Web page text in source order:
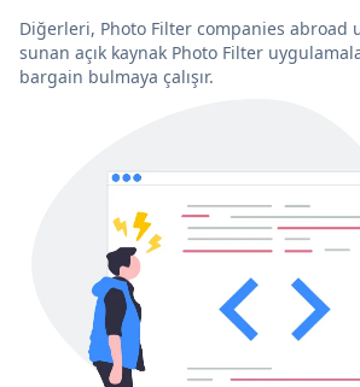
Diğerleri, Photo Filter companies abroad
sunan açık kaynak Photo Filter
bargain bulmaya çalışır.